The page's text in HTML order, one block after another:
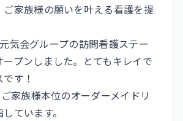
家族様の願いを叶える看護を提
気会グループの訪問看護ステー
ープンしました。とてもキレイで
す！
家族様本位のオーダーメイドリ
ています。